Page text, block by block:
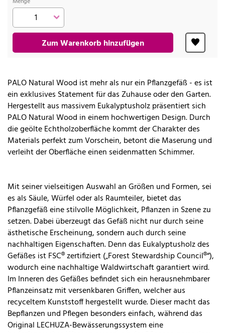
Zum Warenkorb hinzufügen
PALO Natural Wood ist mehr als nur ein Pflanzgefäß - es ist
ein exklusives Statement für das Zuhause oder den Garten.
Hergestellt aus massivem Eukalyptusholz präsentiert sich
PALO Natural Wood in einem hochwertigen Design. Durch
die geölte Echtholzoberfläche kommt der Charakter des
Materials perfekt zum Vorschein, betont die Maserung und
verleiht der Oberfläche einen seidenmatten Schimmer.
Mit seiner vielseitigen Auswahl an Größen und Formen, sei
es als Säule, Würfel oder als Raumteiler, bietet das
Pflanzgefäß eine stilvolle Möglichkeit, Pflanzen in Szene zu
setzen. Dabei überzeugt das Gefäß nicht nur durch seine
ästhetische Erscheinung, sondern auch durch seine
nachhaltigen Eigenschaften. Denn das Eukalyptusholz des
Gefäßes ist FSC® zertifiziert („Forest Stewardship Council®“),
wodurch eine nachhaltige Waldwirtschaft garantiert wird.
Im Inneren des Gefäßes befindet sich ein herausnehmbarer
Pflanzeinsatz mit versenkbaren Griffen, welcher aus
recyceltem Kunststoff hergestellt wurde. Dieser macht das
Bepflanzen und Pflegen besonders einfach, während das
Original LECHUZA-Bewässerungssystem eine